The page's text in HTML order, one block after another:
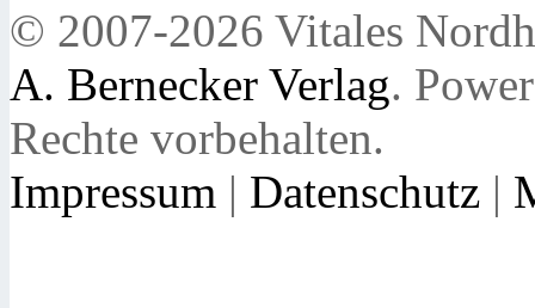
© 2007-2026 Vitales
A. Bernecker Verlag.
Rechte vorbehalten.
Impressum | Datenschutz |